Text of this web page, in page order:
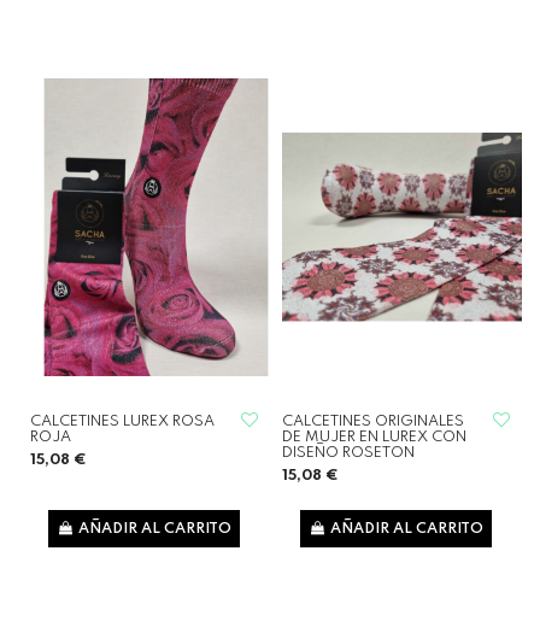
CALCETINES LUREX ROSA
ROJA
15,08 €
AÑADIR AL CARRITO
CALCETINES ORIGINALES
DE MUJER EN LUREX CON
DISEÑO ROSETON
15,08 €
AÑADIR AL CARRITO